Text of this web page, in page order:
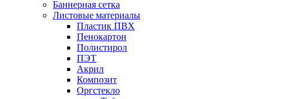
Баннерная сетка
Листовые материалы
Пластик ПВХ
Пенокартон
Полистирол
ПЭТ
Акрил
Композит
Оргстекло